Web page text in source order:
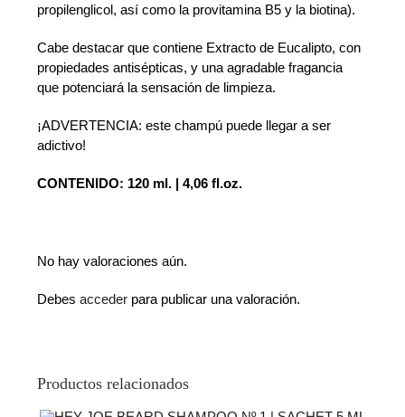
propilenglicol, así como la provitamina B5 y la biotina).
Cabe destacar que contiene Extracto de Eucalipto, con
propiedades antisépticas, y una agradable fragancia
que potenciará la sensación de limpieza.
¡ADVERTENCIA: este champú puede llegar a ser
adictivo!
CONTENIDO: 120 ml. | 4,06 fl.oz.
No hay valoraciones aún.
Debesacceder para publicar una valoración.
Productos relacionados